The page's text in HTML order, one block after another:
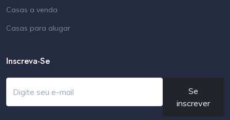
Casas a venda
Casas para alugar
Inscreva-Se
Se
inscrever